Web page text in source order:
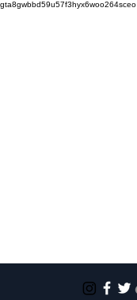
gta8gwbbd59u57f3hyx6woo264sceo